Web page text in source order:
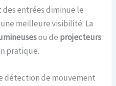
des entrées diminue le
meilleure visibilité. La
ou de projecteurs
pratique.
détection de mouvement